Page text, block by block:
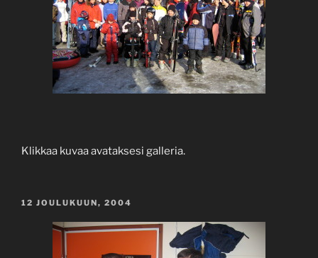
Klikkaa kuvaa avataksesi galleria.
JULKAISTU
12 JOULUKUUN, 2004